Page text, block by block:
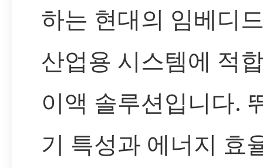
하는 현대의 임베디
산업용 시스템에 적
이액 솔루션입니다.
기 특성과 에너지 효